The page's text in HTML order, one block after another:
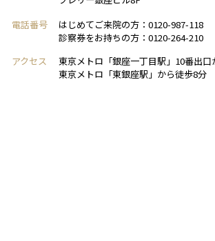
電話番号
はじめてご来院の方：0120-987-118
診察券をお持ちの方：0120-264-210
アクセス
東京メトロ「銀座一丁目駅」10番出口
東京メトロ「東銀座駅」から徒歩8分